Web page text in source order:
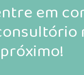
em
próximo!